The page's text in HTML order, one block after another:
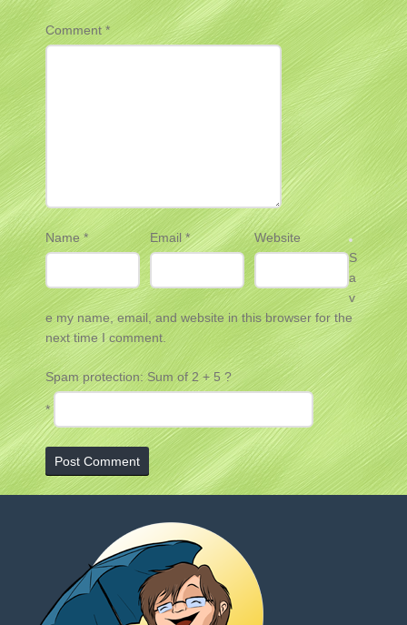
Comment*
Name* Email *
Website
S
a
v
e my name, email, and website in this browser for the
next time I comment.
Spam protection: Sum of 2 + 5 ?
*